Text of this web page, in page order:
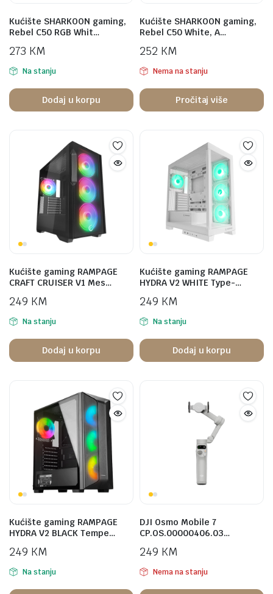
Kućište SHARKOON gaming,
Rebel C50 RGB Whit…
273 KM
Na stanju
Dodaj u korpu
Kućište SHARKOON gaming,
Rebel C50 White, A…
252 KM
Nema na stanju
Pročitaj više
Kućište gaming RAMPAGE
CRAFT CRUISER V1 Mes…
249 KM
Na stanju
Dodaj u korpu
Kućište gaming RAMPAGE
HYDRA V2 WHITE Type-…
249 KM
Na stanju
Dodaj u korpu
Kućište gaming RAMPAGE
HYDRA V2 BLACK Tempe…
249 KM
Na stanju
DJI Osmo Mobile 7
CP.OS.00000406.03…
249 KM
Nema na stanju